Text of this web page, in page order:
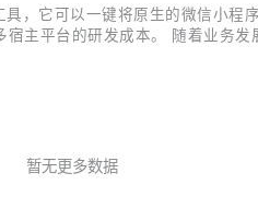
，它可以一键将原生的微信小
主平台的研发成本。 随着业务
暂无更多数据